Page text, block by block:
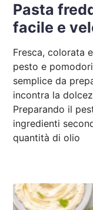
Pasta
facile e
Fresca, colorata
pesto e
semplice da
incontra la
Preparando il
ingredienti
quantità di olio